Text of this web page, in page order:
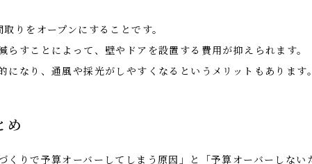
りをオープンにすることです。
らすことによって、壁やドアを設置する費用が抑えられます。
になり、通風や採光がしやすくなるというメリットもあります。
くりで予算オーバーしてしまう原因」と「予算オーバーしない